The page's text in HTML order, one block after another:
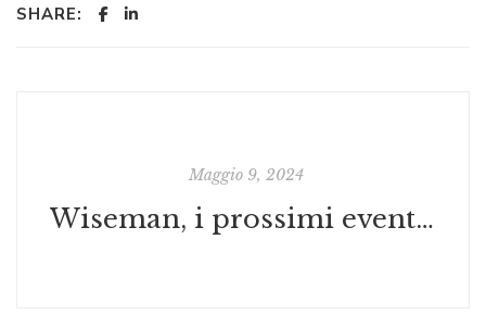
SHARE:
Maggio 9, 2024
Wiseman, i prossimi eventi in programma